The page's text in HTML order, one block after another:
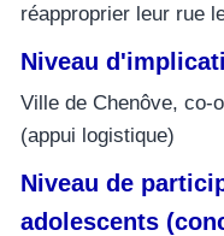
réapproprier leur rue
Niveau
Ville de Chenôve, co-
(appui logistique)
Niveau de
adolescents